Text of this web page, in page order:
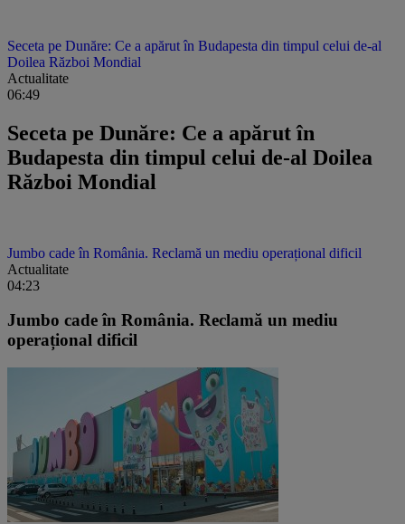
Seceta pe Dunăre: Ce a apărut în Budapesta din timpul celui de-al
Doilea Război Mondial
Actualitate
06:49
Seceta pe Dunăre: Ce a apărut în
Budapesta din timpul celui de-al Doilea
Război Mondial
Jumbo cade în România. Reclamă un mediu operațional dificil
Actualitate
04:23
Jumbo cade în România. Reclamă un mediu
operațional dificil